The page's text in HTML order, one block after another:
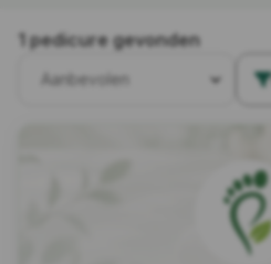
1 pedicure gevonden